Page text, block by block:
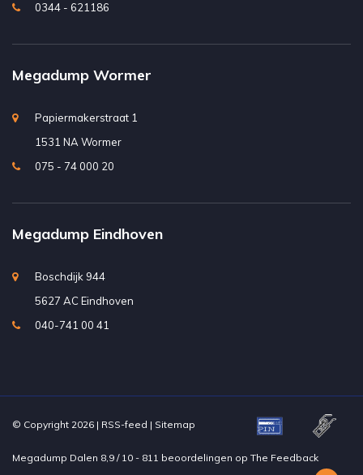
0344 - 621186
Megadump Wormer
Papiermakerstraat 1
1531 NA Wormer
075 - 74 000 20
Megadump Eindhoven
Boschdijk 944
5627 AC Eindhoven
040-741 00 41
© Copyright 2026 | RSS-feed | Sitemap
Megadump Dalen 8,9 / 10 - 811 beoordelingen op The Feedback